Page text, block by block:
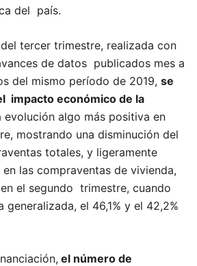
del país.
tercer trimestre, realizada con
de datos publicados mes a
del mismo período de 2019, se
impacto económico de la
evolución algo más positiva en
mostrando una disminución del
totales, y ligeramente
en las compraventas de vivienda,
el segundo trimestre, cuando
el 46,1% y el 42,2%
el número de